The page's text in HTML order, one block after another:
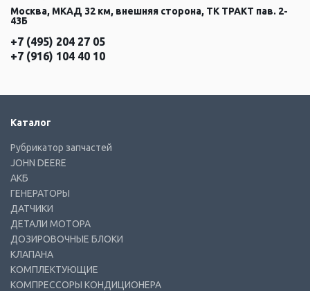
Москва, МКАД 32 км, внешняя сторона, ТК ТРАКТ пав. 2-
43Б
+7 (495) 204 27 05
+7 (916) 104 40 10
Каталог
Рубрикатор запчастей
JOHN DEERE
АКБ
ГЕНЕРАТОРЫ
ДАТЧИКИ
ДЕТАЛИ МОТОРА
ДОЗИРОВОЧНЫЕ БЛОКИ
КЛАПАНА
КОМПЛЕКТУЮЩИЕ
КОМПРЕССОРЫ КОНДИЦИОНЕРА